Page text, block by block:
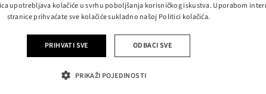
upotrebljava kolačiće u svrhu poboljšanja korisničkog iskustva. Uporabom
stranice prihvaćate sve kolačiće sukladno našoj Politici kolačića.
PRIHVATI SVE ODBACI SVE
PRIKAŽI POJEDINOSTI